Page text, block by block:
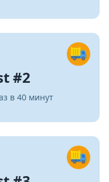
#2
в 40 минут